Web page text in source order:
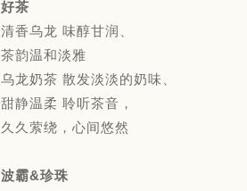
好茶
清香乌龙 味醇甘润、
茶韵温和淡雅
乌龙奶茶 散发淡淡的奶味、
甜静温柔 聆听茶音，
久久萦绕，心间悠然
波霸&珍珠